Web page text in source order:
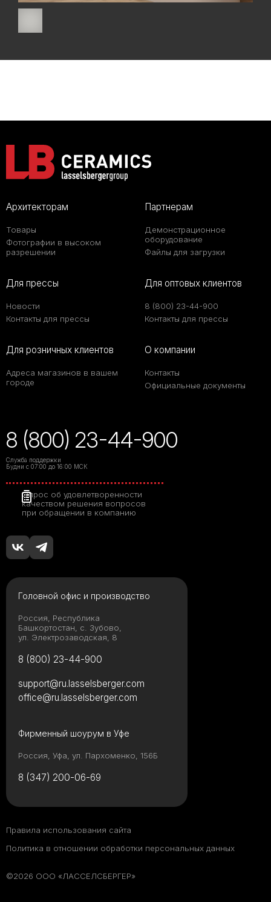
Архитекторам
Товары
Фотографии в высоком
разрешении
Партнерам
Демонстрационное
оборудование
Файлы для загрузки
Для прессы
Новости
Контакты для прессы
Для оптовых клиентов
8 (800) 23-44-900
Контакты для прессы
Для розничных клиентов
Адреса магазинов в вашем
городе
О компании
Контакты
Официальные документы
8 (800) 23-44-900
Служба поддержки
Будни с 07:00 до 16:00 МСК
Опрос об удовлетворенности
качеством решения вопросов
при обращении в компанию
Головной офис и производство
Россия, Республика
Башкортостан, с. Зубово,
ул. Электрозаводская, 8
8 (800) 23-44-900
Фирменный шоурум в Уфе
Россия, Уфа, ул. Пархоменко, 156Б
8 (347) 200-06-69
support@ru.lasselsberger.com
office@ru.lasselsberger.com
©2026 ООО «ЛАССЕЛСБЕРГЕР»
Правила использования сайта
Политика в отношении обработки персональных данных